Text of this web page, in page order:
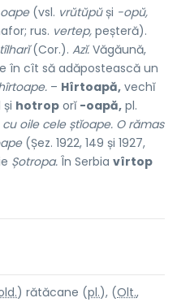
oape(vsl. vrŭtŭpŭși -opŭ,
rus. vertep, peșteră).
(Cor.). Azĭ. Văgăună,
în cît să adăpostească un
– Hîrtoapă, vechĭ
hotrop orĭ -oapă, pl.
oile cele ștĭoape. O rămas
(Șez. 1922, 149 și 1927,
Șotropa. În Serbia vîrtop
) rătăcane (pl.), (Olt.,